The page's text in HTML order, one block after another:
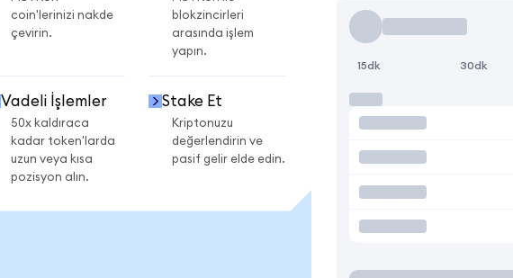
coin'lerinizi nakde
çevirin.
blokzincirleri
arasında işlem
yapın.
Vadeli İşlemler
50x kaldıraca
kadar token'larda
uzun veya kısa
pozisyon alın.
Stake Et
Kriptonuzu
değerlendirin ve
pasif gelir elde edin.
15dk 30dk